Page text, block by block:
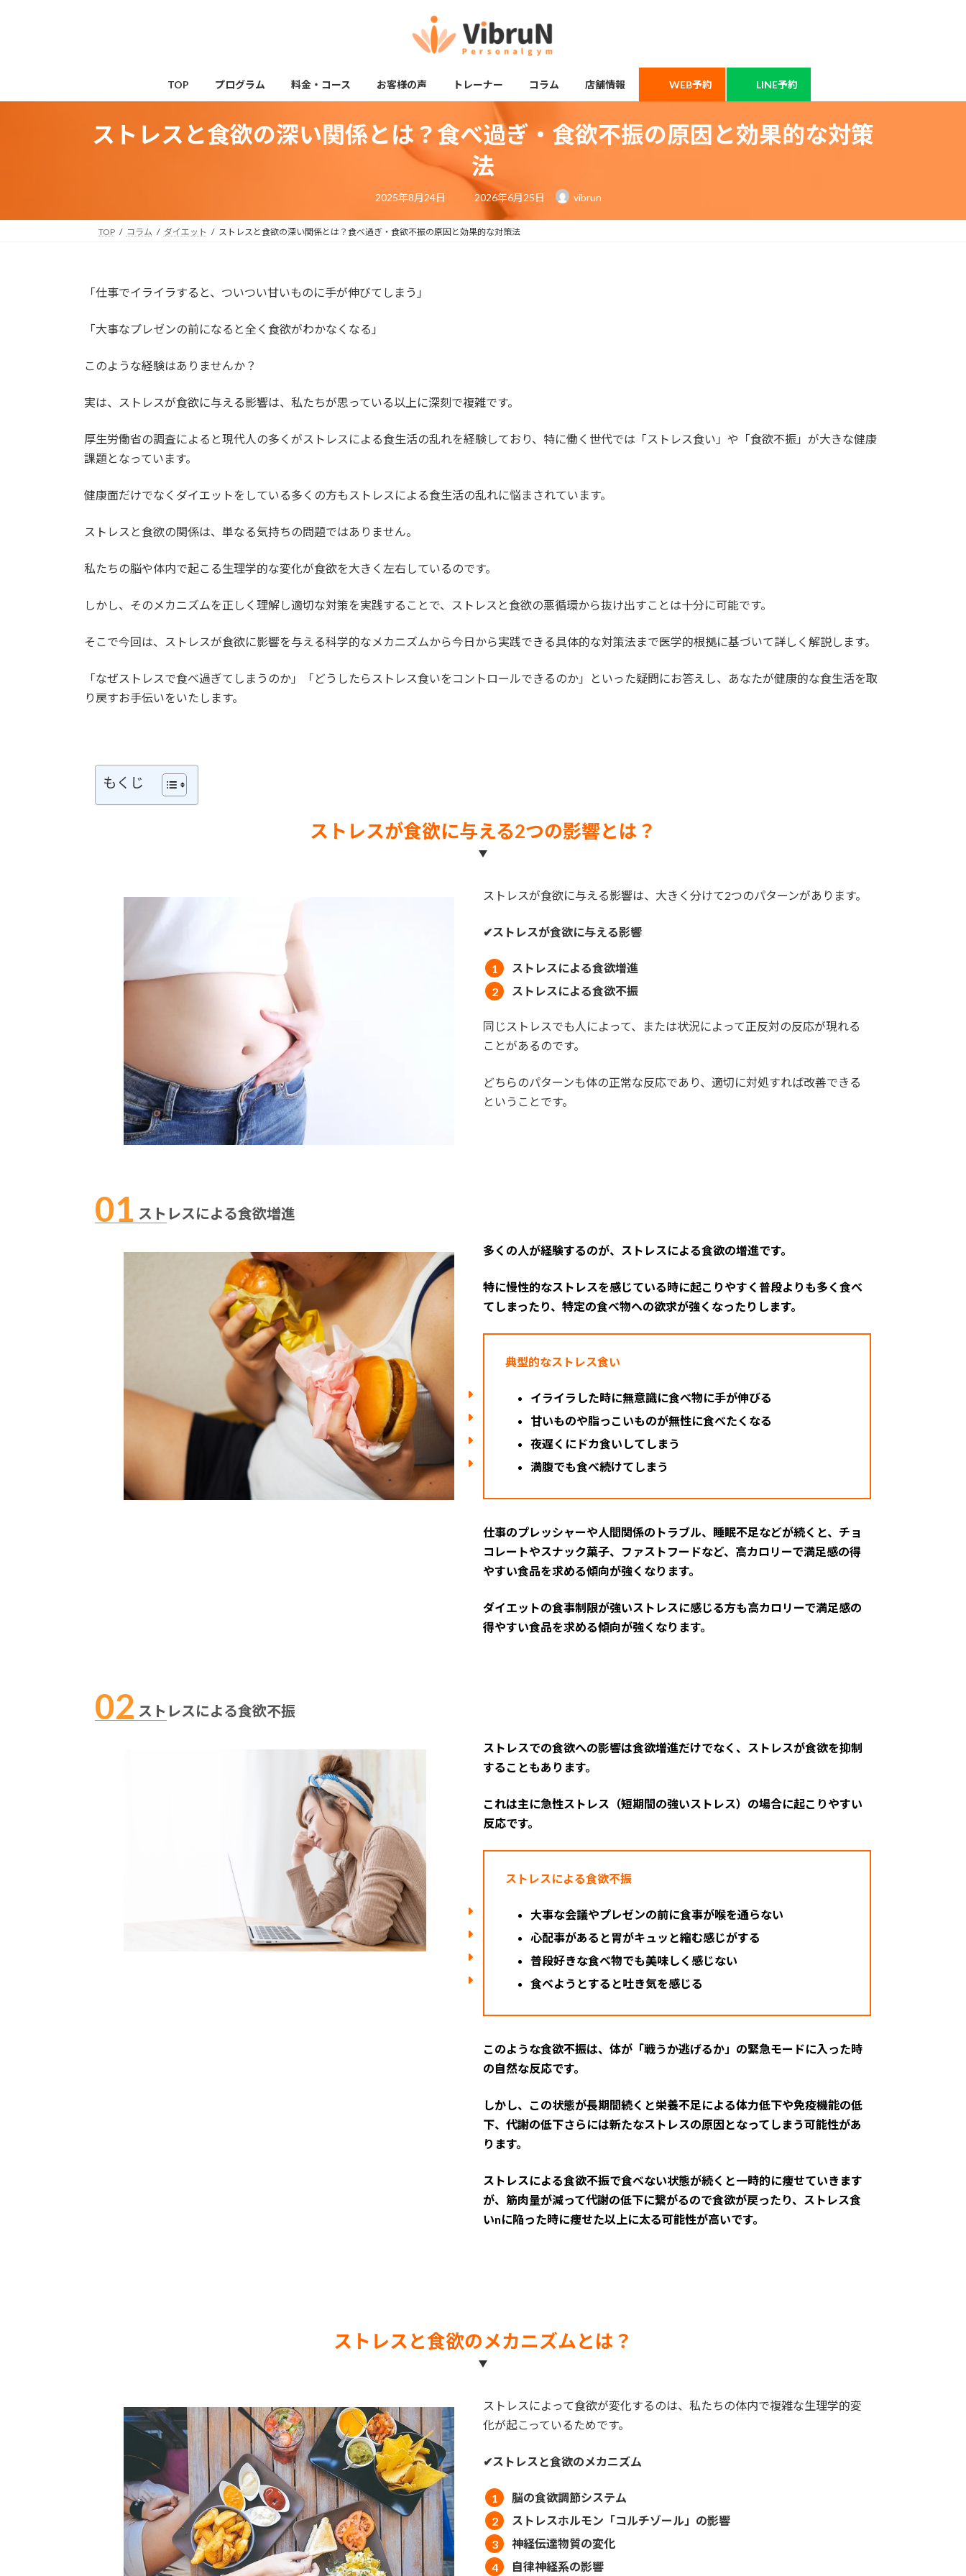
TOP プログラム 料金・コース お客様の声 トレーナー コラム 店舗情報 WEB予約 LINE予約
ストレスと食欲の深い関係とは？食べ過ぎ・食欲不振の原因と効果的な対策
法
2025年8月24日
最
終
新
日
2026年6月25日 vibrun
TOP コラム ダイエット ストレスと食欲の深い関係とは？食べ過ぎ・食欲不振の原因と効果的な対策法
「仕事でイライラすると、ついつい甘いものに手が伸びてしまう」
「大事なプレゼンの前になると全く食欲がわかなくなる」
このような経験はありませんか？
実は、ストレスが食欲に与える影響は、私たちが思っている以上に深刻で複雑です。
厚生労働省の調査によると現代人の多くがストレスによる食生活の乱れを経験しており、特に働く世代では「ストレス食い」や「食欲不振」が大きな健康
課題となっています。
健康面だけでなくダイエットをしている多くの方もストレスによる食生活の乱れに悩まされています。
ストレスと食欲の関係は、単なる気持ちの問題ではありません。
私たちの脳や体内で起こる生理学的な変化が食欲を大きく左右しているのです。
しかし、そのメカニズムを正しく理解し適切な対策を実践することで、ストレスと食欲の悪循環から抜け出すことは十分に可能です。
そこで今回は、ストレスが食欲に影響を与える科学的なメカニズムから今日から実践できる具体的な対策法まで医学的根拠に基づいて詳しく解説します。
「なぜストレスで食べ過ぎてしまうのか」「どうしたらストレス食いをコントロールできるのか」といった疑問にお答えし、あなたが健康的な食生活を取
り戻すお手伝いをいたします。
もくじ
ストレスが食欲に与える2つの影響とは？
ストレスが食欲に与える影響は、大きく分けて2つのパターンがあります。
✔︎ストレスが食欲に与える影響
ストレスによる食欲増進
ストレスによる食欲不振
同じストレスでも人によって、または状況によって正反対の反応が現れる
ことがあるのです。
どちらのパターンも体の正常な反応であり、適切に対処すれば改善できる
ということです。
ストレスによる食欲増進
多くの人が経験するのが、ストレスによる食欲の増進です。
特に慢性的なストレスを感じている時に起こりやすく普段よりも多く食べ
てしまったり、特定の食べ物への欲求が強くなったりします。
典型的なストレス食い
イライラした時に無意識に食べ物に手が伸びる
甘いものや脂っこいものが無性に食べたくなる
夜遅くにドカ食いしてしまう
満腹でも食べ続けてしまう
仕事のプレッシャーや人間関係のトラブル、睡眠不足などが続くと、チョ
コレートやスナック菓子、ファストフードなど、高カロリーで満足感の得
やすい食品を求める傾向が強くなります。
ダイエットの食事制限が強いストレスに感じる方も高カロリーで満足感の
得やすい食品を求める傾向が強くなります。
ストレスによる食欲不振
ストレスでの食欲への影響は食欲増進だけでなく、ストレスが食欲を抑制
することもあります。
これは主に急性ストレス（短期間の強いストレス）の場合に起こりやすい
反応です。
ストレスによる食欲不振
大事な会議やプレゼンの前に食事が喉を通らない
心配事があると胃がキュッと縮む感じがする
普段好きな食べ物でも美味しく感じない
食べようとすると吐き気を感じる
このような食欲不振は、体が「戦うか逃げるか」の緊急モードに入った時
の自然な反応です。
しかし、この状態が長期間続くと栄養不足による体力低下や免疫機能の低
下、代謝の低下さらには新たなストレスの原因となってしまう可能性があ
ります。
ストレスによる食欲不振で食べない状態が続くと一時的に痩せていきます
が、筋肉量が減って代謝の低下に繋がるので食欲が戻ったり、ストレス食
いnに陥った時に痩せた以上に太る可能性が高いです。
ストレスと食欲のメカニズムとは？
ストレスによって食欲が変化するのは、私たちの体内で複雑な生理学的変
化が起こっているためです。
✔︎ストレスと食欲のメカニズム
脳の食欲調節システム
ストレスホルモン「コルチゾール」の影響
神経伝達物質の変化
自律神経系の影響